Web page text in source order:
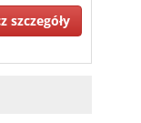
szczegóły